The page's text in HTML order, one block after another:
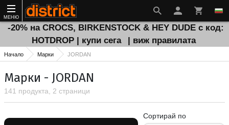
МЕНЮ
-20% на CROCS, BIRKENSTOCK & HEY DUDE с код:
HOTDROP | купи сега
| виж правилата
Начало Марки JORDAN
Марки - JORDAN
141 продукта, 2 страници
Сортирай по